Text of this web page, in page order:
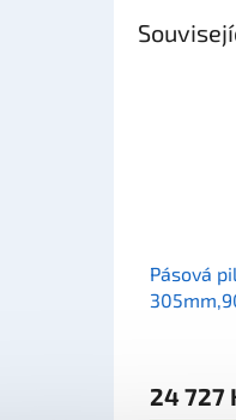
Pásová
24 727